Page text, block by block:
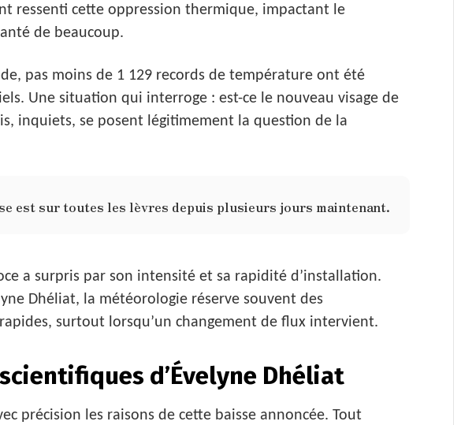
ressenti cette oppression thermique, impactant le
de beaucoup.
pas moins de 1 129 records de température ont été
Une situation qui interroge : est-ce le nouveau visage de
inquiets, se posent légitimement la question de la
est sur toutes les lèvres depuis plusieurs jours maintenant.
a surpris par son intensité et sa rapidité d’installation.
Dhéliat, la météorologie réserve souvent des
surtout lorsqu’un changement de flux intervient.
d’Évelyne Dhéliat
précision les raisons de cette baisse annoncée. Tout